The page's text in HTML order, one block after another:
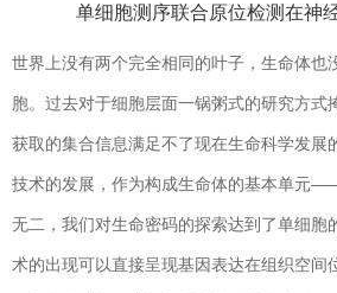
单细胞测序联合原位检测在神
世界上没有两个完全相同的叶子，生命体也
胞。过去对于细胞层面一锅粥式的研究方式
获取的集合信息满足不了现在生命科学发展
技术的发展，作为构成生命体的基本单元
无二，我们对生命密码的探索达到了单细胞
术的出现可以直接呈现基因表达在组织空间